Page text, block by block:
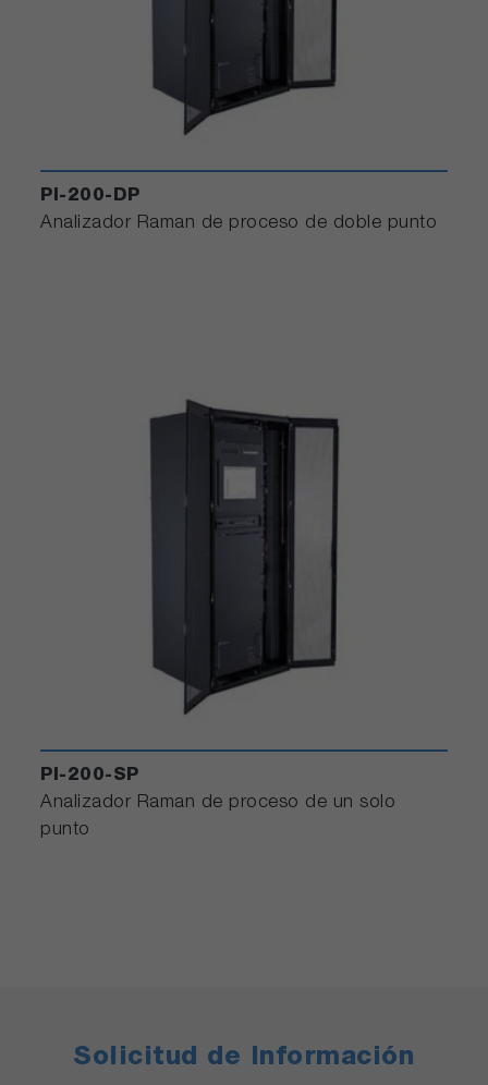
PI-200-DP
Analizador Raman de proceso de doble punto
PI-200-SP
Analizador Raman de proceso de un solo
punto
Solicitud de Información